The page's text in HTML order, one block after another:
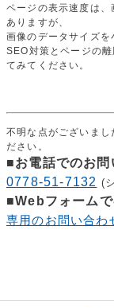
ページの表示速度は
ありますが、
画像のデータサイズを
SEO対策とページの
てみてください。
不明な点がございま
ださい。
■お電話でのお問
0778-51-7132 (
■Webフォーム
専用のお問い合わ